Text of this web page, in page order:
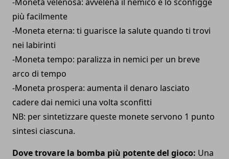
più facilmente
-Moneta eterna: ti guarisce la salute quando ti trovi
nei labirinti
-Moneta tempo: paralizza in nemici per un breve
arco di tempo
-Moneta prospera: aumenta il denaro lasciato
cadere dai nemici una volta sconfitti
NB: per sintetizzare queste monete servono 1 punto
sintesi ciascuna.
Dove trovare la bomba più potente del gioco: Una